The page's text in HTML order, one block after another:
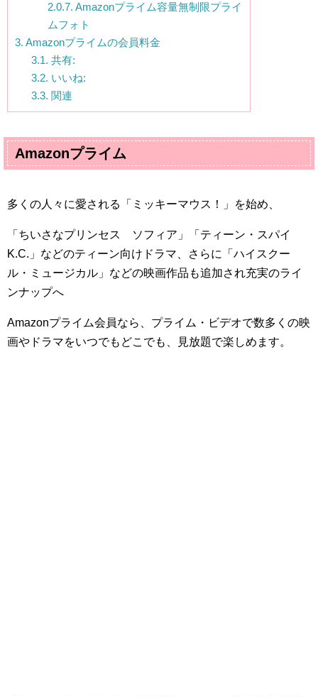
2.0.7. Amazonプライム容量無制限プライ
ムフォト
3. Amazonプライムの会員料金
3.1. 共有:
3.2. いいね:
3.3. 関連
Amazonプライム
多くの人々に愛される「ミッキーマウス！」を始め、
「ちいさなプリンセス ソフィア」「ティーン・スパイ
K.C.」 などのティーン向けドラマ、さらに「ハイスクー
ル・ミュージカル」などの映画作品も追加され充実のライ
ンナップへ
Amazonプライム会員なら、プライム・ビデオで数多くの映
画やドラマをいつでもどこでも、見放題で楽しめます。